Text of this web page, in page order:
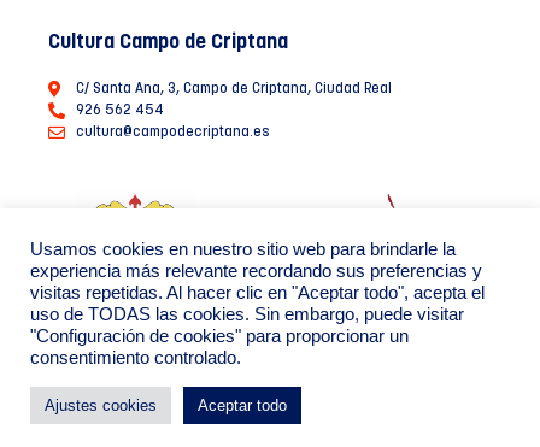
Cultura Campo de Criptana
C/ Santa Ana, 3, Campo de Criptana, Ciudad Real
926 562 454
cultura@campodecriptana.es
Ayuntamiento de Campo de Criptana 2022
Política de Privacidad de datos Política de Cookies
Usamos cookies en nuestro sitio web para brindarle la
experiencia más relevante recordando sus preferencias y
visitas repetidas. Al hacer clic en "Aceptar todo", acepta el
uso de TODAS las cookies. Sin embargo, puede visitar
"Configuración de cookies" para proporcionar un
consentimiento controlado.
Ajustes cookies Aceptar todo